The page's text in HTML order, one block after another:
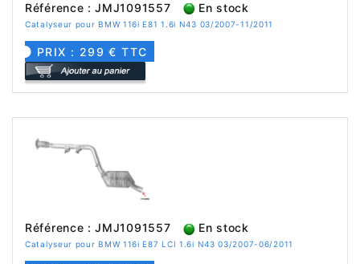
Référence : JMJ1091557 En stock
Catalyseur pour BMW 116i E81 1.6i N43 03/2007-11/2011
PRIX : 299 € TTC
Référence : JMJ1091557 En stock
Catalyseur pour BMW 116i E87 LCI 1.6i N43 03/2007-06/2011